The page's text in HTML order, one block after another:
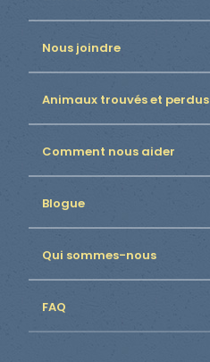
Nous joindre
Animaux trouvés et perdus
Comment nous aider
Blogue
Qui sommes-nous
FAQ